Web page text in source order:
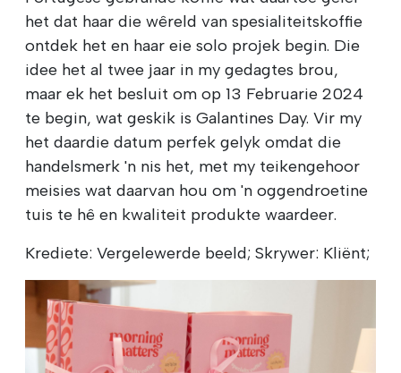
het dat haar die wêreld van spesialiteitskoffie
ontdek het en haar eie solo projek begin. Die
idee het al twee jaar in my gedagtes brou,
maar ek het besluit om op 13 Februarie 2024
te begin, wat geskik is Galantines Day. Vir my
het daardie datum perfek gelyk omdat die
handelsmerk 'n nis het, met my teikengehoor
meisies wat daarvan hou om 'n oggendroetine
tuis te hê en kwaliteit produkte waardeer.
Krediete: Vergelewerde beeld; Skrywer: Kliënt;